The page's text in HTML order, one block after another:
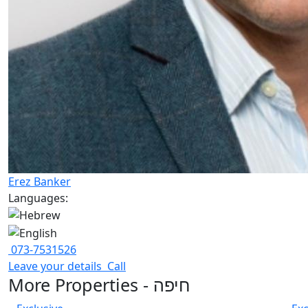
Erez Banker
Languages:
073-7531526
Leave your details Call
More Properties - חיפה